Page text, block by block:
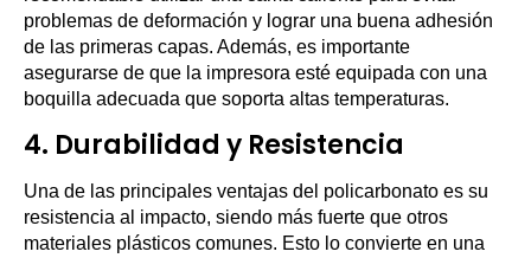
problemas de deformación y lograr una buena adhesión
de las primeras capas. Además, es importante
asegurarse de que la impresora esté equipada con una
boquilla adecuada que soporta altas temperaturas.
4. Durabilidad y Resistencia
Una de las principales ventajas del policarbonato es su
resistencia al impacto, siendo más fuerte que otros
materiales plásticos comunes. Esto lo convierte en una